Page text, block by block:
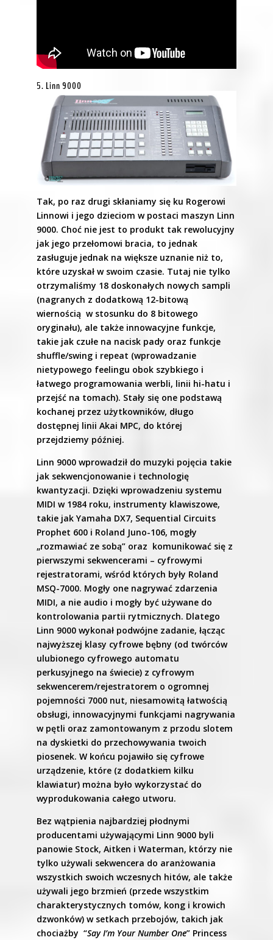
5. Linn 9000
Tak, po raz drugi skłaniamy się ku Rogerowi
Linnowi i jego dzieciom w postaci maszyn Linn
9000. Choć nie jest to produkt tak rewolucyjny
jak jego przełomowi bracia, to jednak
zasługuje jednak na większe uznanie niż to,
które uzyskał w swoim czasie. Tutaj nie tylko
otrzymaliśmy 18 doskonałych nowych sampli
(nagranych z dodatkową 12-bitową
wiernością w stosunku do 8 bitowego
oryginału), ale także innowacyjne funkcje,
takie jak czułe na nacisk pady oraz funkcje
shuffle/swing i repeat (wprowadzanie
nietypowego feelingu obok szybkiego i
łatwego programowania werbli, linii hi-hatu i
przejść na tomach). Stały się one podstawą
kochanej przez użytkowników, długo
dostępnej linii Akai MPC, do której
przejdziemy później.
Linn 9000 wprowadził do muzyki pojęcia takie
jak sekwencjonowanie i technologię
kwantyzacji. Dzięki wprowadzeniu systemu
MIDI w 1984 roku, instrumenty klawiszowe,
takie jak Yamaha DX7, Sequential Circuits
Prophet 600 i Roland Juno-106, mogły
„rozmawiać ze sobą” oraz komunikować się z
pierwszymi sekwencerami – cyfrowymi
rejestratorami, wśród których były Roland
MSQ-7000. Mogły one nagrywać zdarzenia
MIDI, a nie audio i mogły być używane do
kontrolowania partii rytmicznych. Dlatego
Linn 9000 wykonał podwójne zadanie, łącząc
najwyższej klasy cyfrowe bębny (od twórców
ulubionego cyfrowego automatu
perkusyjnego na świecie) z cyfrowym
sekwencerem/rejestratorem o ogromnej
pojemności 7000 nut, niesamowitą łatwością
obsługi, innowacyjnymi funkcjami nagrywania
w pętli oraz zamontowanym z przodu slotem
na dyskietki do przechowywania twoich
piosenek. W końcu pojawiło się cyfrowe
urządzenie, które (z dodatkiem kilku
klawiatur) można było wykorzystać do
wyprodukowania całego utworu.
Bez wątpienia najbardziej płodnymi
producentami używającymi Linn 9000 byli
panowie Stock, Aitken i Waterman, którzy nie
tylko używali sekwencera do aranżowania
wszystkich swoich wczesnych hitów, ale także
używali jego brzmień (przede wszystkim
charakterystycznych tomów, kong i krowich
dzwonków) w setkach przebojów, takich jak
chociażby “Say I’m Your Number One” Princess